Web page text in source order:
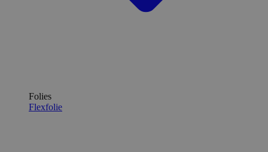
Folies
Flexfolie